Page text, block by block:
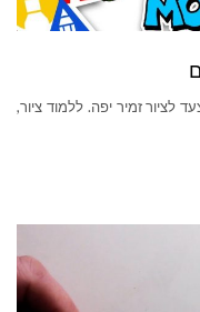
זמיר יפה. ללמוד ציור,